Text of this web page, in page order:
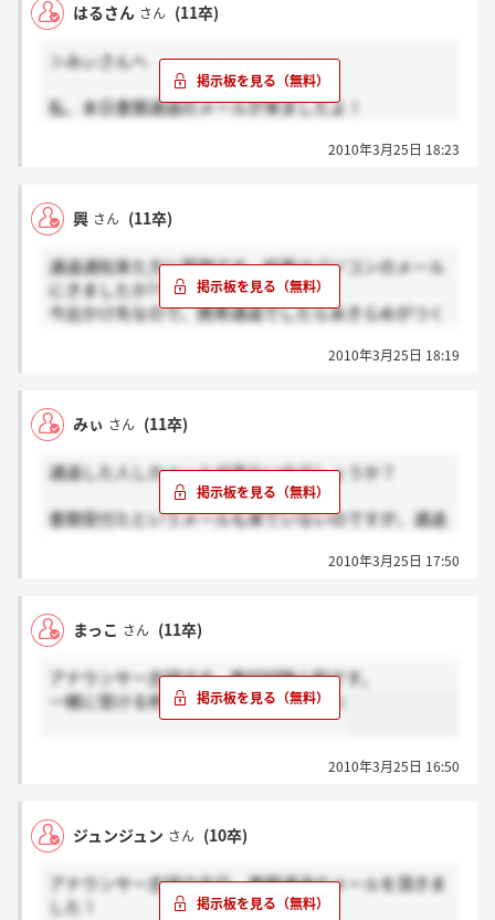
はるさん さん (11卒)
＞みぃさんへ
私、本日書類通過のメールが来ましたよ！
2010年3月25日 18:23
興 さん (11卒)
通過通知来た方に質問です。結果はパソコンのメール
にきましたか?それとも携帯ですか?
今出かけ先なので、携帯通過でしたらあきらめがつく
2010年3月25日 18:19
みぃ さん (11卒)
通過した人しかメールが来ないのでしょうか？
書類受付たというメールも来ていないのですが、通過
2010年3月25日 17:50
まっこ さん (11卒)
アナウンサー志望です。筆記試験心配です。
一緒に受ける柊よろしくお願いします☆
2010年3月25日 16:50
ジュンジュン さん (10卒)
アナウンサー志望で今日、書類通過のメールを頂きま
した！